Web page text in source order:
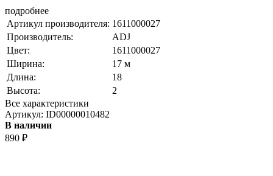
подробнее
Артикул производителя: 1611000027
Производитель:
ADJ
Цвет:
1611000027
Ширина:
17 м
Длина:
18
Высота:
2
Все характеристики
Артикул: ID00000010482
В наличии
890 ₽